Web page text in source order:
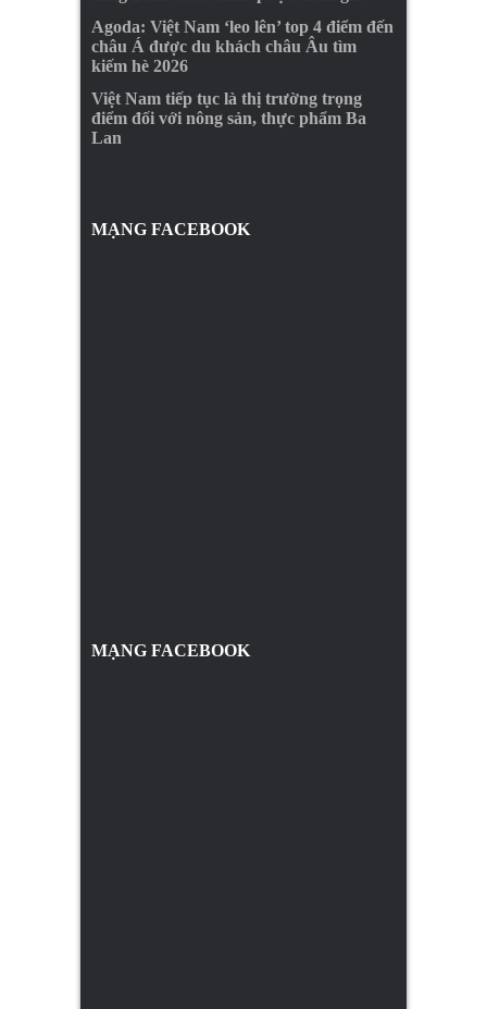
Agoda: Việt Nam ‘leo lên’ top 4 điểm đến
châu Á được du khách châu Âu tìm
kiếm hè 2026
Việt Nam tiếp tục là thị trường trọng
điểm đối với nông sản, thực phẩm Ba
Lan
MẠNG FACEBOOK
MẠNG FACEBOOK